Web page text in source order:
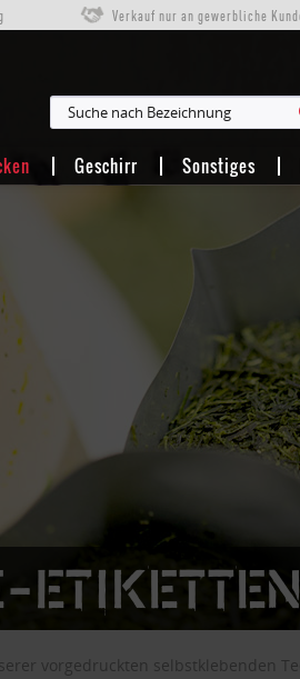
Verkauf nur an gewerbliche
Geschirr Sonstiges
Etiketten
vorgedruckten selbstklebenden